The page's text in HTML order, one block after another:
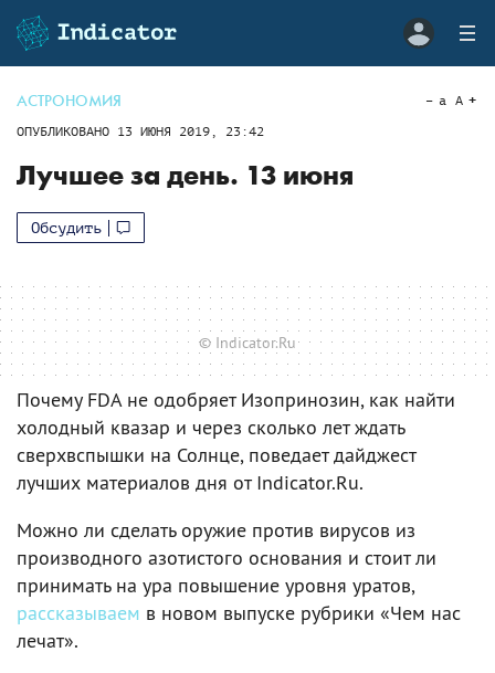
АСТРОНОМИЯ
ОПУБЛИКОВАНО 13 ИЮНЯ 2019, 23:42
a A
Лучшее за день. 13 июня
Обсудить
© Indicator.Ru
Почему FDA не одобряет Изопринозин, как найти
холодный квазар и через сколько лет ждать
сверхвспышки на Солнце, поведает дайджест
лучших материалов дня от Indicator.Ru.
Можно ли сделать оружие против вирусов из
производного азотистого основания и стоит ли
принимать на ура повышение уровня уратов,
рассказываем в новом выпуске рубрики «Чем нас
лечат».